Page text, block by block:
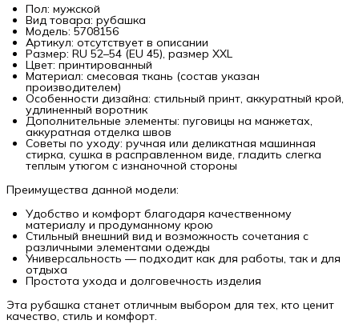
Пол: мужской
Вид товара: рубашка
Модель: 5708156
Артикул: отсутствует в описании
Размер: RU 52–54 (EU 45), размер XXL
Цвет: принтированный
Материал: смесовая ткань (состав указан
производителем)
Особенности дизайна: стильный принт, аккуратный крой,
удлиненный воротник
Дополнительные элементы: пуговицы на манжетах,
аккуратная отделка швов
Советы по уходу: ручная или деликатная машинная
стирка, сушка в расправленном виде, гладить слегка
теплым утюгом с изнаночной стороны
Преимущества данной модели:
Удобство и комфорт благодаря качественному
материалу и продуманному крою
Стильный внешний вид и возможность сочетания с
различными элементами одежды
Универсальность — подходит как для работы, так и для
отдыха
Простота ухода и долговечность изделия
Эта рубашка станет отличным выбором для тех, кто ценит
качество, стиль и комфорт.